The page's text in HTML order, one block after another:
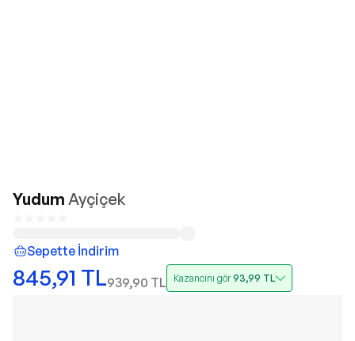
Yudum Ayçiçek
Sepette İndirim
845,91 TL939,90 TL Kazancını gör93,99 TL